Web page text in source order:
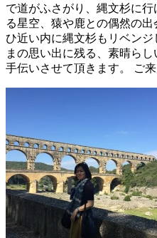
で道がふさがり、縄文杉に
る星空、猿や鹿との偶然の
ひ近い内に縄文杉もリベン
まの思い出に残る、素晴ら
手伝いさせて頂きます。 ご